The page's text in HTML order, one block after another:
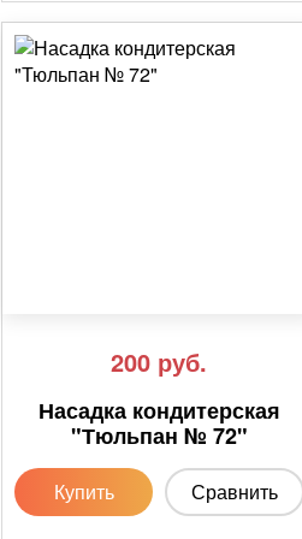
200 руб.
Насадка кондитерская
"Тюльпан № 72"
Купить Сравнить